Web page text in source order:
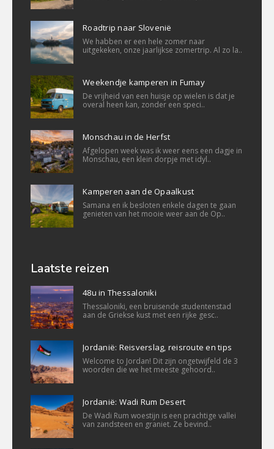
Roadtrip naar Slovenië
We habben er een hele zomer naar
uitgekeken, onze jaarlijkse zomertrip. Al zo la..
Weekendje kamperen in Fumay
De vrijheid van een huisje op wielen is dat je
overal heen kan, zonder een speci..
Monschau in de Herfst
Afgelopen week was ik weer eens een dagje in
Monschau, een klein dorpje met idyl..
Kamperen aan de Opaalkust
Samana en ik besloten enkele dagen te gaan
genieten van het mooie weer aan de Op..
Laatste reizen
48u in Thessaloniki
Thessaloniki, een bruisende studentenstad
aan de Griekse kust met een rijke gesc..
Jordanië: Reisverslag, reisroute en tips
Welcome to Jordan! Dit zijn ongetwijfeld de 3
woorden die we het meeste gehoord..
Jordanië: Wadi Rum Desert
De Wadi Rum woestijn is een prachtige vallei
van zandsteen en graniet. Ze bevind..